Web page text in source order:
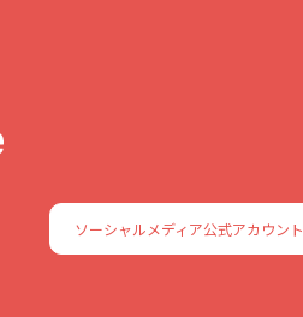
ソーシャルメディア公式アカウント